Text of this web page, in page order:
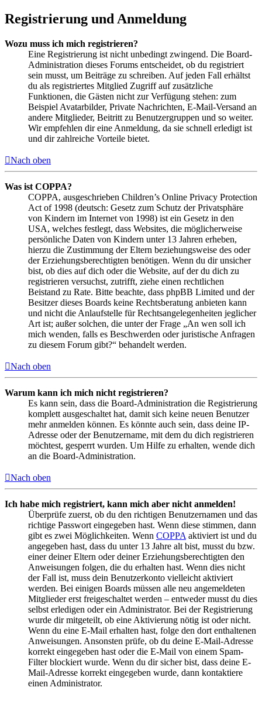
Registrierung und Anmeldung
Wozu muss ich mich registrieren?
Eine Registrierung ist nicht unbedingt zwingend. Die Board-
Administration dieses Forums entscheidet, ob du registriert
sein musst, um Beiträge zu schreiben. Auf jeden Fall erhältst
du als registriertes Mitglied Zugriff auf zusätzliche
Funktionen, die Gästen nicht zur Verfügung stehen: zum
Beispiel Avatarbilder, Private Nachrichten, E-Mail-Versand an
andere Mitglieder, Beitritt zu Benutzergruppen und so weiter.
Wir empfehlen dir eine Anmeldung, da sie schnell erledigt ist
und dir zahlreiche Vorteile bietet.
Nach oben
Was ist COPPA?
COPPA, ausgeschrieben Children’s Online Privacy Protection
Act of 1998 (deutsch: Gesetz zum Schutz der Privatsphäre
von Kindern im Internet von 1998) ist ein Gesetz in den
USA, welches festlegt, dass Websites, die möglicherweise
persönliche Daten von Kindern unter 13 Jahren erheben,
hierzu die Zustimmung der Eltern beziehungsweise des oder
der Erziehungsberechtigten benötigen. Wenn du dir unsicher
bist, ob dies auf dich oder die Website, auf der du dich zu
registrieren versuchst, zutrifft, ziehe einen rechtlichen
Beistand zu Rate. Bitte beachte, dass phpBB Limited und der
Besitzer dieses Boards keine Rechtsberatung anbieten kann
und nicht die Anlaufstelle für Rechtsangelegenheiten jeglicher
Art ist; außer solchen, die unter der Frage „An wen soll ich
mich wenden, falls es Beschwerden oder juristische Anfragen
zu diesem Forum gibt?“ behandelt werden.
Nach oben
Warum kann ich mich nicht registrieren?
Es kann sein, dass die Board-Administration die Registrierung
komplett ausgeschaltet hat, damit sich keine neuen Benutzer
mehr anmelden können. Es könnte auch sein, dass deine IP-
Adresse oder der Benutzername, mit dem du dich registrieren
möchtest, gesperrt wurden. Um Hilfe zu erhalten, wende dich
an die Board-Administration.
Nach oben
Ich habe mich registriert, kann mich aber nicht anmelden!
Überprüfe zuerst, ob du den richtigen Benutzernamen und das
richtige Passwort eingegeben hast. Wenn diese stimmen, dann
gibt es zwei Möglichkeiten. Wenn COPPA aktiviert ist und du
angegeben hast, dass du unter 13 Jahre alt bist, musst du bzw.
einer deiner Eltern oder deiner Erziehungsberechtigten den
Anweisungen folgen, die du erhalten hast. Wenn dies nicht
der Fall ist, muss dein Benutzerkonto vielleicht aktiviert
werden. Bei einigen Boards müssen alle neu angemeldeten
Mitglieder erst freigeschaltet werden – entweder musst du dies
selbst erledigen oder ein Administrator. Bei der Registrierung
wurde dir mitgeteilt, ob eine Aktivierung nötig ist oder nicht.
Wenn du eine E-Mail erhalten hast, folge den dort enthaltenen
Anweisungen. Ansonsten prüfe, ob du deine E-Mail-Adresse
korrekt eingegeben hast oder die E-Mail von einem Spam-
Filter blockiert wurde. Wenn du dir sicher bist, dass deine E-
Mail-Adresse korrekt eingegeben wurde, dann kontaktiere
einen Administrator.